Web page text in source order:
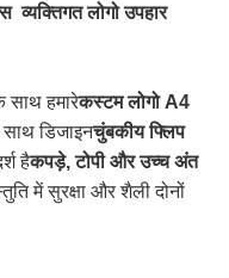
लोगो उपहार
साथ हमारेकस्टम लोगो A4
डिजाइनचुंबकीय फ्लिप
हैकपड़े, टोपी और उच्च अंत
में सुरक्षा और शैली दोनों